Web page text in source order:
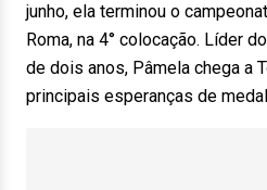
junho, ela terminou o
Roma, na 4° colocação. Líder
de dois anos, Pâmela chega a
principais esperanças de